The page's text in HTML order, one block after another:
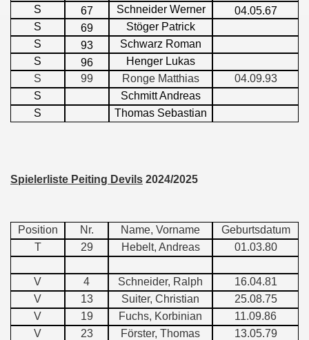
S
67 Schneider Werner
04.05.67
S
69
Stöger Patrick
S
93
Schwarz Roman
S
96
Henger Lukas
S
99 Ronge Matthias
04.09.93
S
Schmitt Andreas
S
Thomas Sebastian
Spielerliste Peiting Devils 2024/2025
Position Nr. Name, Vorname
Geburtsdatum
T
29 Hebelt, Andreas 01.03.80
V 4 Schneider, Ralph
16.04.81
V
13 Suiter, Christian
25.08.75
V
19 Fuchs, Korbinian
11.09.86
V
23 Förster, Thomas
13.05.79